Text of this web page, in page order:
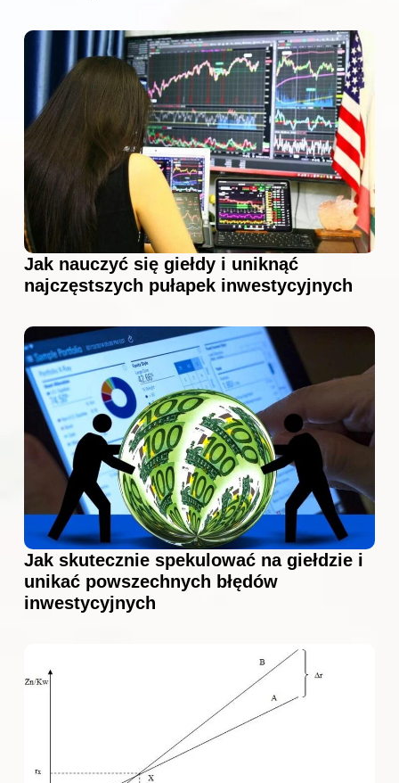
Jak nauczyć się giełdy i uniknąć
najczęstszych pułapek inwestycyjnych
Jak skutecznie spekulować na giełdzie i
unikać powszechnych błędów
inwestycyjnych